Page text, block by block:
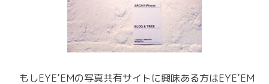
もしEYE’EMの写真共有サイトに興味ある方はEYE’EM